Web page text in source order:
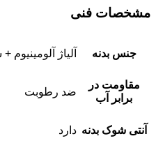
مشخصات فنی
جنس بدنه آلیاژ
مقاومت در
برابر آب
ضد رطوبت
آنتی شوک بدنه دارد